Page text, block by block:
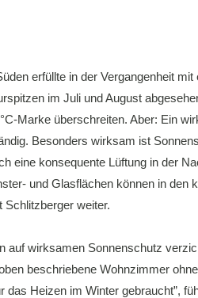
erfüllte in der Vergangenheit
im Juli und August
Marke überschreiten. Aber: Ein
Besonders wirksam ist
eine konsequente Lüftung in der
und Glasflächen können in
Schlitzberger weiter.
wirksamen Sonnenschutz
beschriebene Wohnzimmer
Heizen im Winter gebraucht”,